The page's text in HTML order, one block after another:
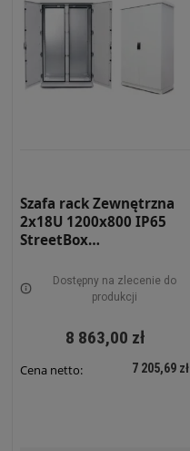
Szafa rack Zewnętrzna
2x18U 1200x800 IP65
StreetBox
7035 STRBX-1289-2x18U
Dostępny na zlecenie do
produkcji
8 863,00 zł
Cena netto: 7 205,69 zł